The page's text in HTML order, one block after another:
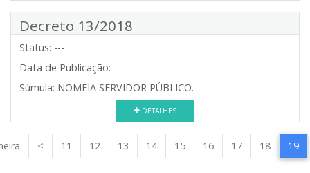
Decreto 13/2018
Status: ---
Data de Publicação:
Súmula: NOMEIA SERVIDOR PÚBLICO.
DETALHES
< 11 12 13 14 15 16 17 18 19